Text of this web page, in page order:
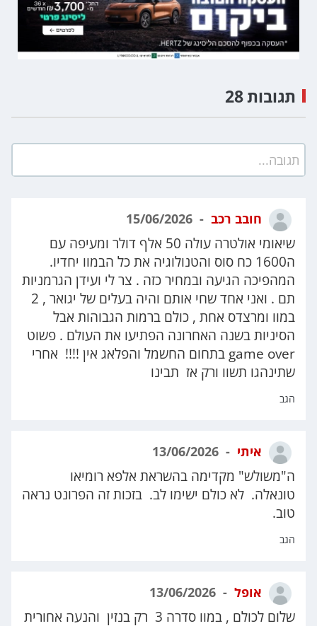
תגובה...
חובב רכב
שיאומי אולטרה עולה 50 אלף דולר ומעיפה עם
ה1600 כח סוס והטנולוגיה את כל הבמוו יחדיו.
המהפיכה הגיעה ובמחיר כזה . צר לי ועידן הגרמניות
תם . ואני אחד שחי אותם והיה בעלים של יגואר , 2
במוו ומרצדס אחת , כולם ברמות הגבוהות אבל
הסיניות בשנה האחרונה הפתיעו את העולם . פשוט
game over בתחום החשמל והפלאג אין !!!! אחרי
שתינהגו תשוו ורק אז תבינו
הגב
איתי
ה"משולש" מקדימה בהשראת אלפא רומיאו
טונאלה. לא כולם ישימו לב. בזכות זה הפרונט נראה
טוב.
הגב
אופל
שלום לכולם , במוו סדרה 3 רק בנזין והנעה אחורית